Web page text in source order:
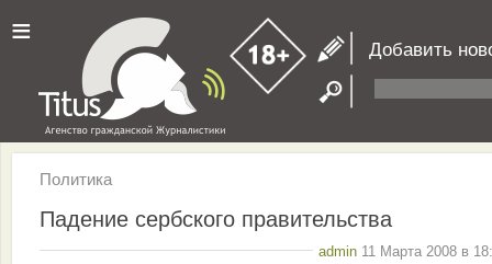
≡ Добавить
Политика
Падение сербского правительства
admin 11 Марта 2008 в